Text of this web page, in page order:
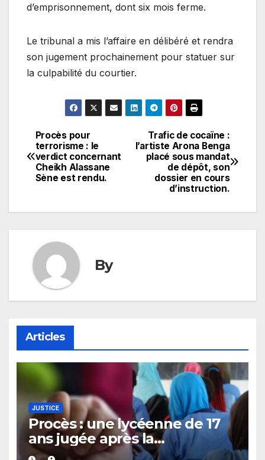
d’emprisonnement, dont six mois ferme.
Le tribunal a mis l’affaire en délibéré et rendra
son jugement prochainement pour statuer sur
la culpabilité du courtier.
Navigation
de
Trafic de cocaïne :
l’artiste Arona Benga
placé sous mandat
de dépôt, son
dossier en cours
d’instruction.
Procès pour
terrorisme : le
verdict concernant
Cheikh Alassane
Sène est rendu.
By
Articles
JUSTICE
Procès : une lycéenne de 17
ans jugée après la
découverte d’un bébé caché